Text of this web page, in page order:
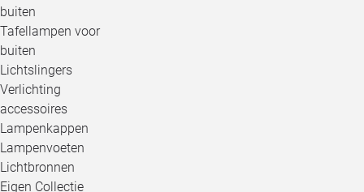
buiten
Tafellampen voor
buiten
Lichtslingers
Verlichting
accessoires
Lampenkappen
Lampenvoeten
Lichtbronnen
Eigen Collectie